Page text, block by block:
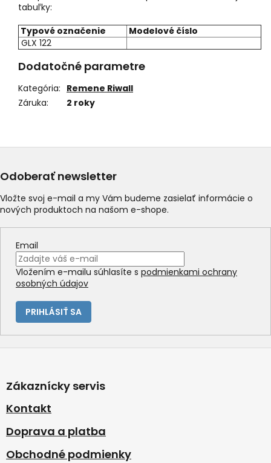
tabuľky:
Typové označenie
Modelové číslo
GLX 122
Dodatočné parametre
Kategória: Remene Riwall
Záruka: 2 roky
Odoberať newsletter
Vložte svoj e-mail a my Vám budeme zasielať informácie o
nových produktoch na našom e-shope.
Email
Vložením e-mailu súhlasíte s podmienkami ochrany
osobných údajov
PRIHLÁSIŤ SA
p
ä
e
Zákaznícky servis
Kontakt
Doprava a platba
Obchodné podmienky